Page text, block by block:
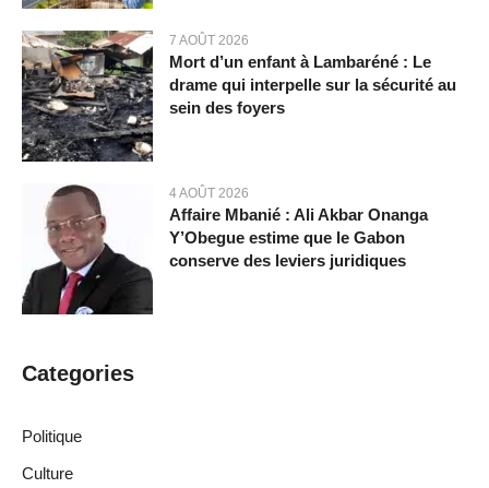
7 AOÛT 2026
Mort d’un enfant à Lambaréné : Le
drame qui interpelle sur la sécurité au
sein des foyers
4 AOÛT 2026
Affaire Mbanié : Ali Akbar Onanga
Y’Obegue estime que le Gabon
conserve des leviers juridiques
Categories
Politique
Culture